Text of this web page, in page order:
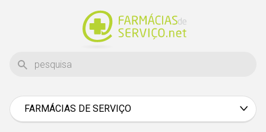
FARMÁCIAS DE SERVIÇO